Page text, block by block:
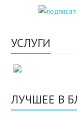
УСЛУГИ
ЛУЧШЕЕ В